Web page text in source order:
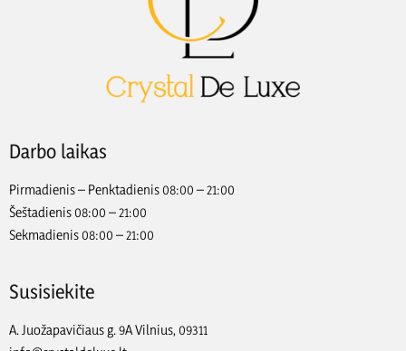
Darbo laikas
Pirmadienis – Penktadienis 08:00 – 21:00
Šeštadienis 08:00 – 21:00
Sekmadienis 08:00 – 21:00
Susisiekite
A. Juožapavičiaus g. 9A Vilnius, 09311